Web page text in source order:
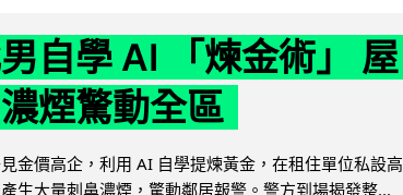
自學 AI 「煉金術」 屋
煙驚動全區
金價高企，利用 AI 自學提煉黃金，在租住單位私設高
生大量刺鼻濃煙，驚動鄰居報警。警方到場揭發整...